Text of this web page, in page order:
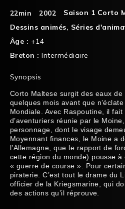
22min 2002 Saison 1 Corto
Dessins animés, Séries
Âge : +14
Breton :Intermédiaire
Synopsis
Corto Maltese surgit des eaux de
quelques mois avant que
Mondiale. Avec Raspoutine, il
d’aventuriers réunie par le
personnage, dont le visage
Moyennant finances, le Moine a
l’Allemagne, que le rapport de
cette région du monde) pousse
« guerre de course ». Pour
piraterie. C’est tout le drame du
officier de la Kriegsmarine, qui
des actions qu’il réprouve.